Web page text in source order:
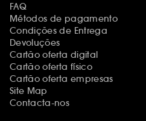
FAQ
Métodos de pagamento
Condições de Entrega
Devoluções
Cartão oferta digital
Cartão oferta físico
Cartão oferta empresas
Site Map
Contacta-nos